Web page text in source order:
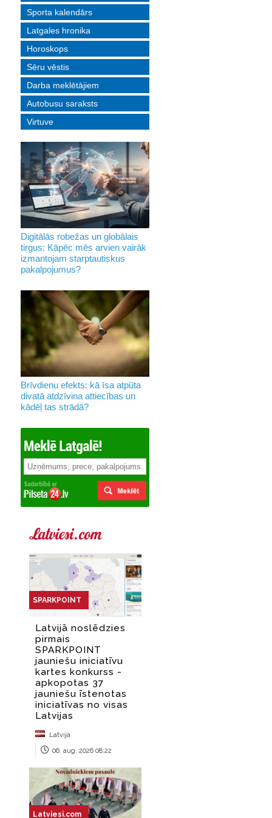
Sporta kalendārs
Latgales hronika
Horoskops
Sēru vēstis
Darba meklētājiem
Autobusu saraksts
Virtuve
Digitālās robežas un globālais
tirgus: Kāpēc mēs arvien vairāk
izmantojam starptautiskus
pakalpojumus?
Brīvdienu efekts: kā īsa atpūta
divatā atdzīvina attiecības un
kādēļ tas strādā?